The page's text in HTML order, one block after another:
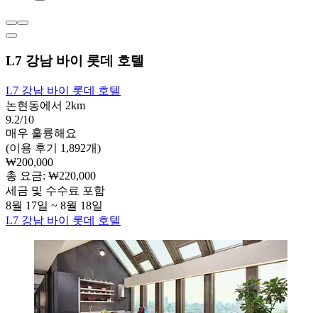
L7 강남 바이 롯데 호텔
L7 강남 바이 롯데 호텔
논현동에서 2km
9.2/10
매우 훌륭해요
(이용 후기 1,892개)
₩200,000
총 요금: ₩220,000
세금 및 수수료 포함
8월 17일 ~ 8월 18일
L7 강남 바이 롯데 호텔